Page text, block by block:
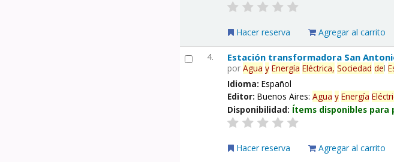
Hacer reserva Agregar al carrito
4. Estación transformadora San
porAgua y Energía Eléctrica, Sociedad del
Idioma:Español
Editor:Buenos Aires:Agua y Energía
Disponibilidad: Ítems disponibles
Hacer reserva Agregar al carrito